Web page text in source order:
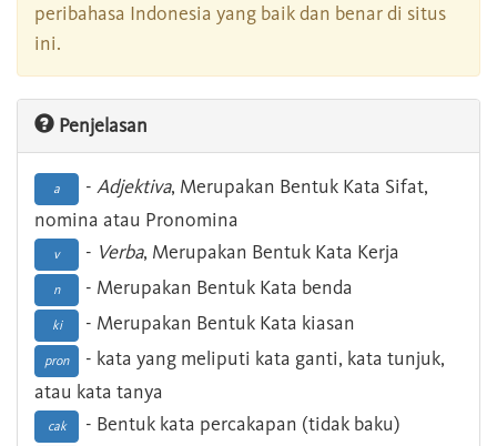
peribahasa Indonesia yang baik dan benar di situs
ini.
Penjelasan
a - Adjektiva, Merupakan Bentuk Kata Sifat,
nomina atau Pronomina
v - Verba, Merupakan Bentuk Kata Kerja
n - Merupakan Bentuk Kata benda
ki - Merupakan Bentuk Kata kiasan
pron
- kata yang meliputi kata ganti, kata tunjuk,
atau kata tanya
cak - Bentuk kata percakapan (tidak baku)